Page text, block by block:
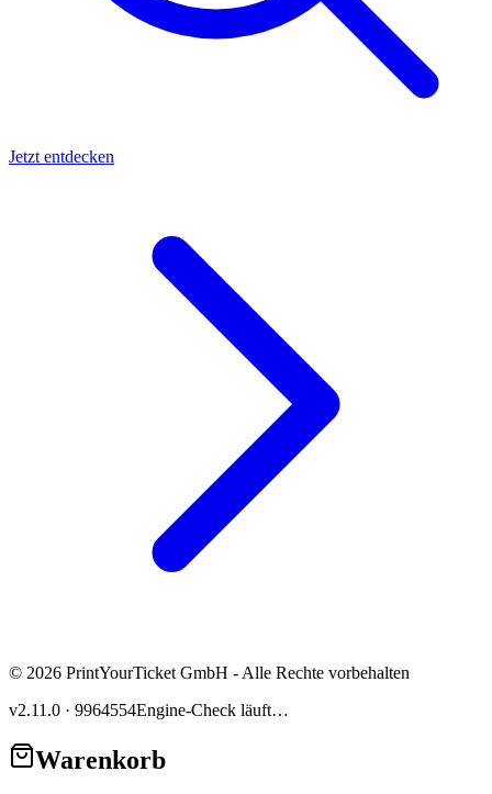
Jetzt entdecken
© 2026 PrintYourTicket GmbH - Alle Rechte vorbehalten
v2.11.0 · 9964554Engine-Check läuft…
Warenkorb